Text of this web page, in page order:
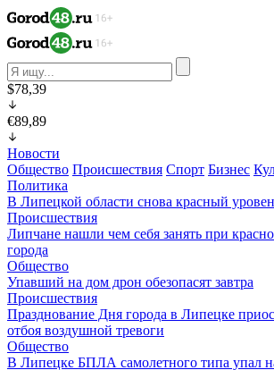
$78,39
€89,89
Новости
Общество Происшествия Спорт Бизнес
Политика
В Липецкой области снова красный
Происшествия
Липчане нашли чем себя занять при
города
Общество
Упавший на дом дрон обезопасят завтра
Происшествия
Празднование Дня города в Липецке
отбоя воздушной тревоги
Общество
В Липецке БПЛА самолетного типа упал